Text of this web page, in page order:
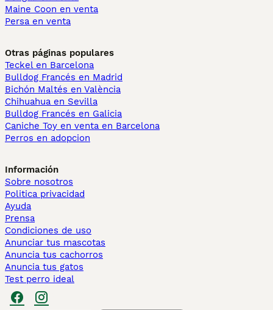
Maine Coon en venta
Persa en venta
Otras páginas populares
Teckel en Barcelona
Bulldog Francés en Madrid
Bichón Maltés en València
Chihuahua en Sevilla
Bulldog Francés en Galicia
Caniche Toy en venta en Barcelona
Perros en adopcion
Información
Sobre nosotros
Politica privacidad
Ayuda
Prensa
Condiciones de uso
Anunciar tus mascotas
Anuncia tus cachorros
Anuncia tus gatos
Test perro ideal